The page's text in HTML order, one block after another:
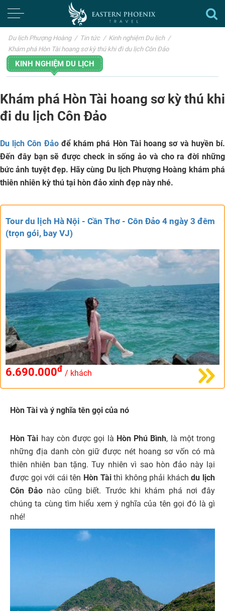
Du lịch Phượng Hoàng / Tin tức / Kinh nghiệm Du lịch /
Khám phá Hòn Tài hoang sơ kỳ thú khi đi du lịch Côn Đảo
KINH NGHIỆM DU LỊCH
Khám phá Hòn Tài hoang sơ kỳ thú khi
đi du lịch Côn Đảo
Du lịch Côn Đảođể khám phá Hòn Tàihoang sơ và huyền bí.
Đến đây bạn sẽ được check in sống ảo và cho ra đời những
bức ảnh tuyệt đẹp. Hãy cùng Du lịch Phượng Hoàng khám phá
thiên nhiên kỳ thú tại hòn đảo xinh đẹp này nhé.
Tour du lịch Hà Nội - Cần Thơ - Côn Đảo 4 ngày 3 đêm
(trọn gói, bay VJ)
6.690.000đ / khách
Hòn Tài và ý nghĩa tên gọi của nó
Hòn Tài hay còn được gọi là Hòn Phú Bình, là một trong
những địa danh còn giữ được nét hoang sơ vốn có mà
thiên nhiên ban tặng. Tuy nhiên vì sao hòn đảo này lại
được gọi với cái tên Hòn Tàithì không phải kháchdu lịch
Côn Đảo nào cũng biết. Trước khi khám phá nơi đây
chúng ta cùng tìm hiểu xem ý nghĩa của tên gọi đó là gì
nhé!